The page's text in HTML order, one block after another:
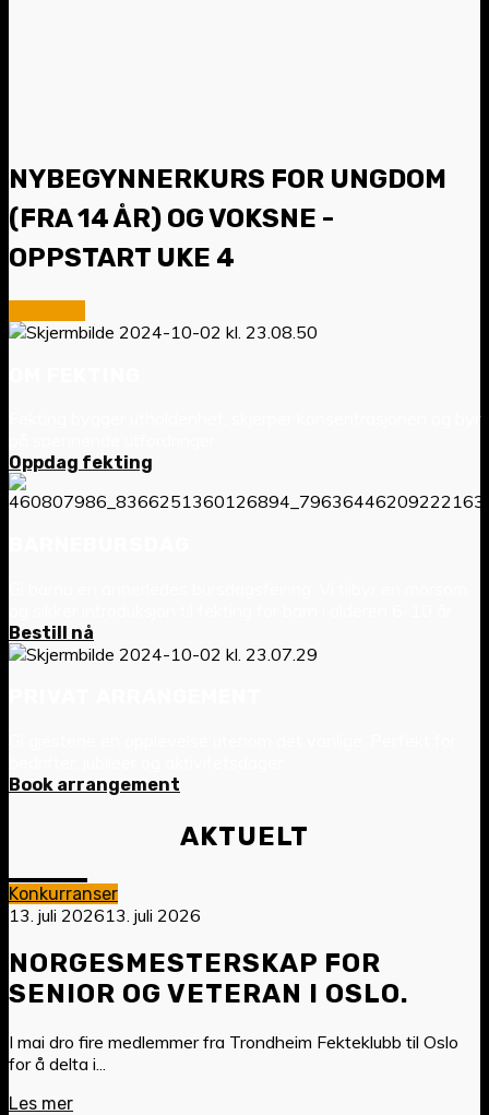
NYBEGYNNERKURS FOR UNGDOM
(FRA 14 ÅR) OG VOKSNE -
OPPSTART UKE 4
Oppdag fekting
Bestill nå
Book arrangement
AKTUELT
Konkurranser
13. juli 202613. juli 2026
NORGESMESTERSKAP FOR
SENIOR OG VETERAN I OSLO.
I mai dro fire medlemmer fra Trondheim Fekteklubb til Oslo
for å delta i...
Les mer